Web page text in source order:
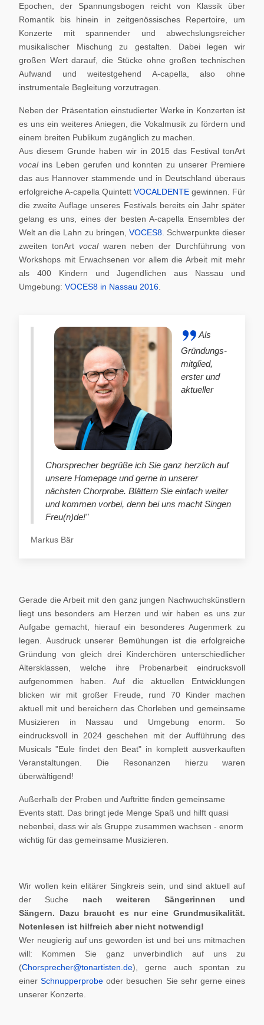
Epochen, der Spannungsbogen reicht von Klassik über
Romantik bis hinein in zeitgenössisches Repertoire, um
Konzerte mit spannender und abwechslungsreicher
musikalischer Mischung zu gestalten. Dabei legen wir
großen Wert darauf, die Stücke ohne großen technischen
Aufwand und weitestgehend A-capella, also ohne
instrumentale Begleitung vorzutragen.
Neben der Präsentation einstudierter Werke in Konzerten ist
es uns ein weiteres Aniegen, die Vokalmusik zu fördern und
einem breiten Publikum zugänglich zu machen.
Aus diesem Grunde haben wir in 2015 das Festival tonArt
vocal ins Leben gerufen und konnten zu unserer Premiere
das aus Hannover stammende und in Deutschland überaus
erfolgreiche A-capella Quintett VOCALDENTE gewinnen. Für
die zweite Auflage unseres Festivals bereits ein Jahr später
gelang es uns, eines der besten A-capella Ensembles der
Welt an die Lahn zu bringen, VOCES8. Schwerpunkte dieser
zweiten tonArt vocalwaren neben der Durchführung von
Workshops mit Erwachsenen vor allem die Arbeit mit mehr
als 400 Kindern und Jugendlichen aus Nassau und
Umgebung: VOCES8 in Nassau 2016
Als
Gründungs-
mitglied,
erster und
aktueller
Chorsprecher begrüße ich Sie ganz herzlich auf
unsere Homepage und gerne in unserer
nächsten Chorprobe. Blättern Sie einfach weiter
und kommen vorbei, denn bei uns macht Singen
Freu(n)de!"
Markus Bär
Gerade die Arbeit mit den ganz jungen Nachwuchskünstlern
liegt uns besonders am Herzen und wir haben es uns zur
Aufgabe gemacht, hierauf ein besonderes Augenmerk zu
legen. Ausdruck unserer Bemühungen ist die erfolgreiche
Gründung von gleich drei Kinderchören unterschiedlicher
Altersklassen, welche ihre Probenarbeit eindrucksvoll
aufgenommen haben. Auf die aktuellen Entwicklungen
blicken wir mit großer Freude, rund 70 Kinder machen
aktuell mit und bereichern das Chorleben und gemeinsame
Musizieren in Nassau und Umgebung enorm. So
eindrucksvoll in 2024 geschehen mit der Aufführung des
Musicals "Eule findet den Beat" in komplett ausverkauften
Veranstaltungen. Die Resonanzen hierzu waren
überwältigend!
Außerhalb der Proben und Auftritte finden gemeinsame
Events statt. Das bringt jede Menge Spaß und hilft quasi
nebenbei, dass wir als Gruppe zusammen wachsen - enorm
wichtig für das gemeinsame Musizieren.
Wir wollen kein elitärer Singkreis sein, und sind aktuell auf
der Suche nach weiteren Sängerinnen und
Sängern. Dazu braucht es nur eine Grundmusikalität.
Notenlesen ist hilfreich aber nicht notwendig!
Wer neugierig auf uns geworden ist und bei uns mitmachen
will: Kommen Sie ganz unverbindlich auf uns zu
(Chorsprecher@tonartisten.de), gerne auch spontan zu
einerSchnupperprobe oder besuchen Sie sehr gerne eines
unserer Konzerte.